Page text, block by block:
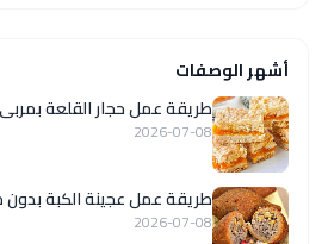
أشهر الوصفات
طريقة عمل حجار القلعة
2026-07-08
طريقة عمل عجينة الكبة بدون
2026-07-08